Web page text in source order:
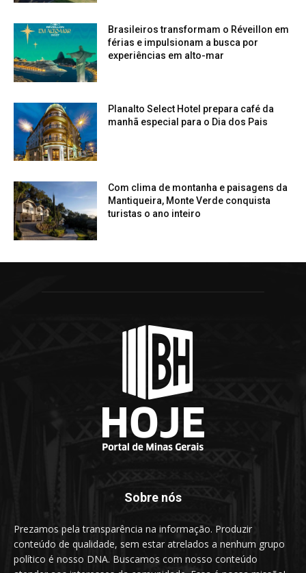
Brasileiros transformam o Réveillon em
férias e impulsionam a busca por
experiências em alto-mar
Planalto Select Hotel prepara café da
manhã especial para o Dia dos Pais
Com clima de montanha e paisagens da
Mantiqueira, Monte Verde conquista
turistas o ano inteiro
Sobre nós
Prezamos pela transparência na informação. Produzir
conteúdo de qualidade, sem estar atrelados a nenhum grupo
político é nosso DNA. Buscamos com nosso conteúdo